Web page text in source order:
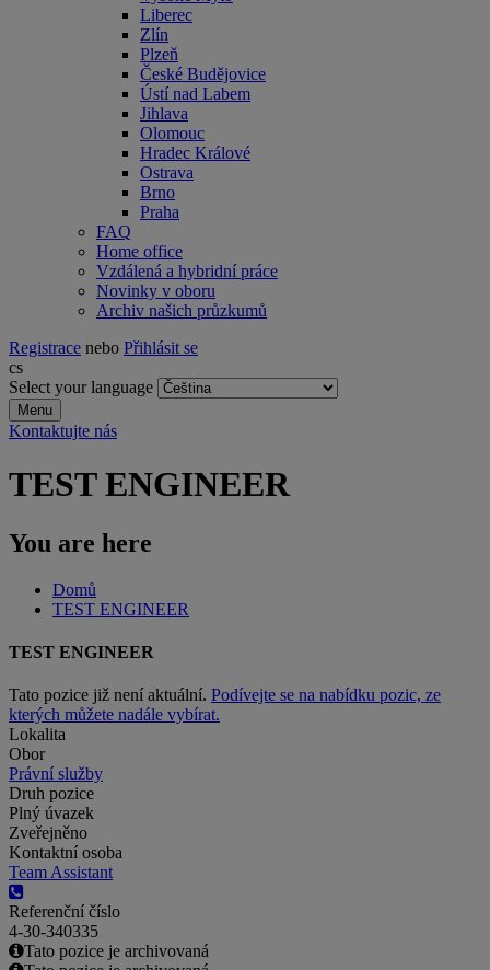
Liberec
Zlín
Plzeň
České Budějovice
Ústí nad Labem
Jihlava
Olomouc
Hradec Králové
Ostrava
Brno
Praha
FAQ
Home office
Vzdálená a hybridní práce
Novinky v oboru
Archiv našich průzkumů
Registrace nebo Přihlásit se
cs
Select your language
Menu
Kontaktujte nás
TEST ENGINEER
You are here
Domů
TEST ENGINEER
TEST ENGINEER
Tato pozice již není aktuální. Podívejte se na nabídku pozic, ze
kterých můžete nadále vybírat.
Lokalita
Obor
Právní služby
Druh pozice
Plný úvazek
Zveřejněno
Kontaktní osoba
Team Assistant
Referenční číslo
4-30-340335
Tato pozice je archivovaná